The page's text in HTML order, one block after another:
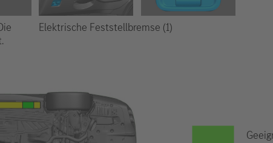
Elektrische Feststellbremse (1)